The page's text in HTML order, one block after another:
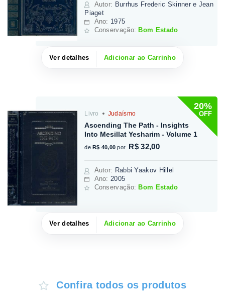
Autor: Burrhus Frederic Skinner e Jean
Piaget
Ano: 1975
Conservação: Bom Estado
Ver detalhes Adicionar ao Carrinho
20%
OFF
Livro Judaísmo
Ascending The Path - Insights
Into Mesillat Yesharim - Volume 1
de R$ 40,00 por R$ 32,00
Autor: Rabbi Yaakov Hillel
Ano: 2005
Conservação: Bom Estado
Ver detalhes Adicionar ao Carrinho
Confira todos os produtos